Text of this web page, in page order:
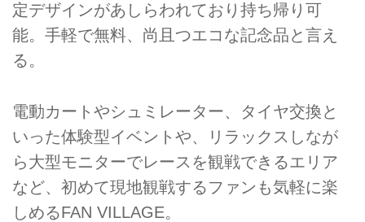
定デザインがあしらわれており持ち帰り可
能。手軽で無料、尚且つエコな記念品と言え
る。
電動カートやシュミレーター、タイヤ交換と
いった体験型イベントや、リラックスしなが
ら大型モニターでレースを観戦できるエリア
など、初めて現地観戦するファンも気軽に楽
しめるFAN VILLAGE。